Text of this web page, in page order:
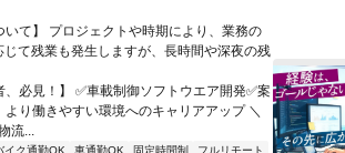
いて】 プロジェクトや時期により、業務の
て残業も発生しますが、長時間や深夜の残
必見！】 ✅車載制御ソフトウエア開発✅案
り働きやすい環境へのキャリアアップ ＼
流...
イク通勤OK 車通勤OK 固定時間制 フルリモート